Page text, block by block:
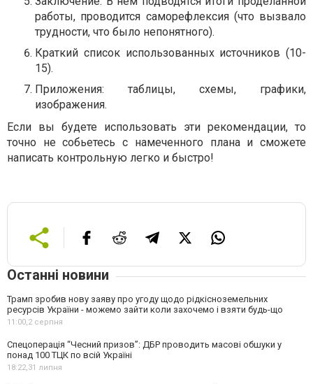
работы, проводится саморефлексия (что вызвало
трудности, что было непонятного).
Краткий список использованных источников (10-
15).
Приложения: таблицы, схемы, графики,
изображения.
Если вы будете использовать эти рекомендации, то
точно не собьетесь с намеченного плана и сможете
написать контрольную легко и быстро!
Останні новини
Трамп зробив нову заяву про угоду щодо рідкісноземельних
ресурсів України - можемо зайти коли захочемо і взяти будь-що
11:00,2 серпня
Спецоперація “Чесний призов”: ДБР проводить масові обшуки у
понад 100 ТЦК по всій Україні
18:22,31 липня